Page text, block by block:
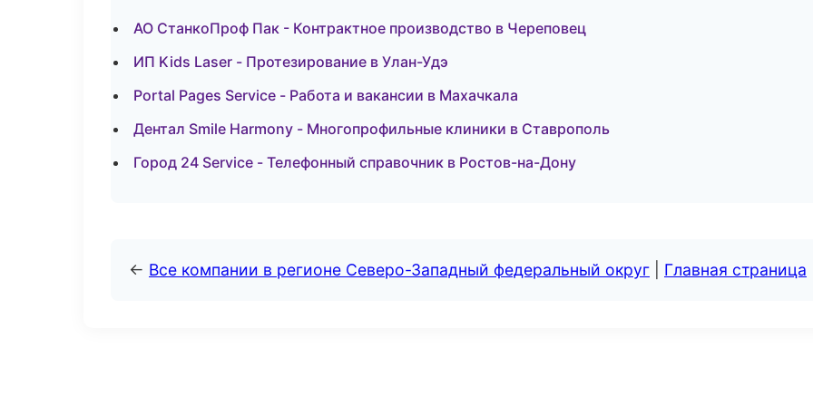
АО СтанкоПроф Пак - Контрактное производство в Череповец
ИП Kids Laser - Протезирование в Улан-Удэ
Portal Pages Service - Работа и вакансии в Махачкала
Дентал Smile Harmony - Многопрофильные клиники в Ставрополь
Город 24 Service - Телефонный справочник в Ростов-на-Дону
← Все компании в регионе Северо-Западный федеральный округ Главная страница